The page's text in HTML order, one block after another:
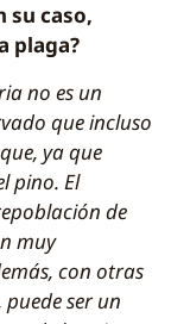
su caso,
plaga?
no es un
que incluso
ya que
pino. El
de
muy
con otras
ser un